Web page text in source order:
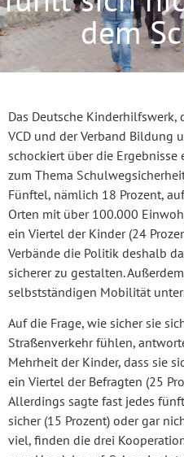
dem
Das Deutsche
VCD und der Verband Bildung
schockiert über die
zum Thema
Fünftel, nämlich 18 Prozent,
Orten mit über 100.000
ein Viertel der Kinder (24
Verbände die Politik deshalb
sicherer zu gestalten.
selbstständigen Mobilität
Auf die Frage, wie sicher sie
Straßenverkehr fühlen,
Mehrheit der Kinder, dass sie
ein Viertel der Befragten (25
Allerdings sagte fast jedes
sicher (15 Prozent) oder gar
viel, finden die drei